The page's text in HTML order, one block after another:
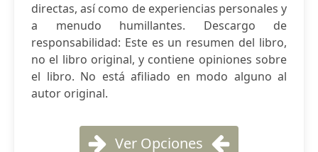
directas, así como de experiencias personales y
a menudo humillantes. Descargo de
responsabilidad: Este es un resumen del libro,
no el libro original, y contiene opiniones sobre
el libro. No está afiliado en modo alguno al
autor original.
Ver Opciones